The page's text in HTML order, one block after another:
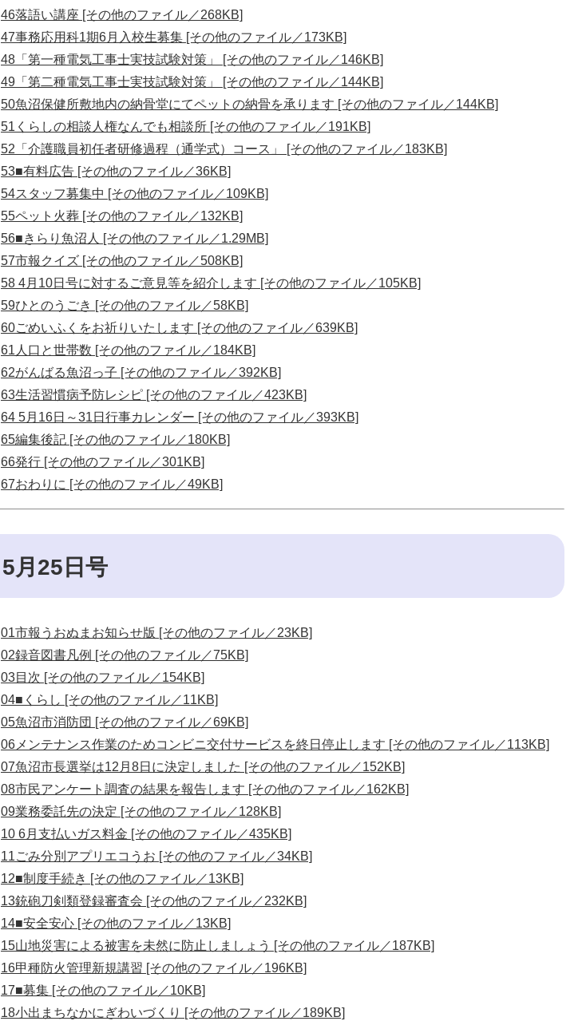
46落語い講座 [その他のファイル／268KB]
47事務応用科1期6月入校生募集 [その他のファイル／173KB]
48「第一種電気工事士実技試験対策」 [その他のファイル／146KB]
49「第二種電気工事士実技試験対策」 [その他のファイル／144KB]
50魚沼保健所敷地内の納骨堂にてペットの納骨を承ります [その他のファイル／144KB]
51くらしの相談人権なんでも相談所 [その他のファイル／191KB]
52「介護職員初任者研修過程（通学式）コース」 [その他のファイル／183KB]
53■有料広告 [その他のファイル／36KB]
54スタッフ募集中 [その他のファイル／109KB]
55ペット火葬 [その他のファイル／132KB]
56■きらり魚沼人 [その他のファイル／1.29MB]
57市報クイズ [その他のファイル／508KB]
58 4月10日号に対するご意見等を紹介します [その他のファイル／105KB]
59ひとのうごき [その他のファイル／58KB]
60ごめいふくをお祈りいたします [その他のファイル／639KB]
61人口と世帯数 [その他のファイル／184KB]
62がんばる魚沼っ子 [その他のファイル／392KB]
63生活習慣病予防レシピ [その他のファイル／423KB]
64 5月16日～31日行事カレンダー [その他のファイル／393KB]
65編集後記 [その他のファイル／180KB]
66発行 [その他のファイル／301KB]
67おわりに [その他のファイル／49KB]
5月25日号
01市報うおぬまお知らせ版 [その他のファイル／23KB]
02録音図書凡例 [その他のファイル／75KB]
03目次 [その他のファイル／154KB]
04■くらし [その他のファイル／11KB]
05魚沼市消防団 [その他のファイル／69KB]
06メンテナンス作業のためコンビニ交付サービスを終日停止します [その他のファイル／113KB]
07魚沼市長選挙は12月8日に決定しました [その他のファイル／152KB]
08市民アンケート調査の結果を報告します [その他のファイル／162KB]
09業務委託先の決定 [その他のファイル／128KB]
10 6月支払いガス料金 [その他のファイル／435KB]
11ごみ分別アプリエコうお [その他のファイル／34KB]
12■制度手続き [その他のファイル／13KB]
13銃砲刀剣類登録審査会 [その他のファイル／232KB]
14■安全安心 [その他のファイル／13KB]
15山地災害による被害を未然に防止しましょう [その他のファイル／187KB]
16甲種防火管理新規講習 [その他のファイル／196KB]
17■募集 [その他のファイル／10KB]
18小出まちなかにぎわいづくり [その他のファイル／189KB]